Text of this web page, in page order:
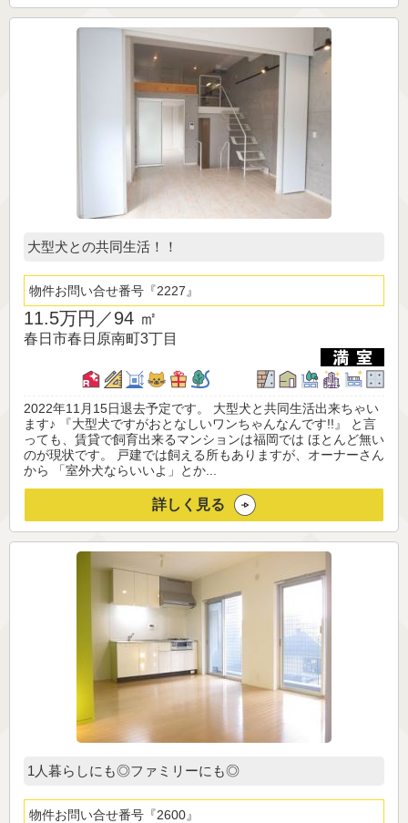
大型犬との共同生活！！
物件お問い合せ番号 2227
11.5万円／94 ㎡
春日市春日原南町3丁目
2022年11月15日退去予定です。 大型犬と共同生活出来ちゃい
ます♪ 『大型犬ですがおとなしいワンちゃんなんです!!』 と言
っても、賃貸で飼育出来るマンションは福岡では ほとんど無い
のが現状です。 戸建では飼える所もありますが、オーナーさん
から 「室外犬ならいいよ」とか...
詳しく見る
1人暮らしにも◎ファミリーにも◎
物件お問い合せ番号 2600